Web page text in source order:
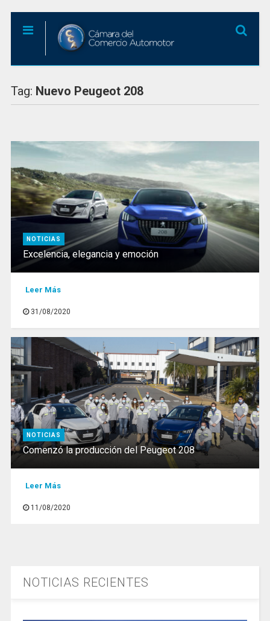
Tag: Nuevo Peugeot 208
NOTICIAS
Excelencia, elegancia y emoción
Leer Más
31/08/2020
NOTICIAS
Comenzó la producción del Peugeot 208
Leer Más
11/08/2020
NOTICIAS RECIENTES